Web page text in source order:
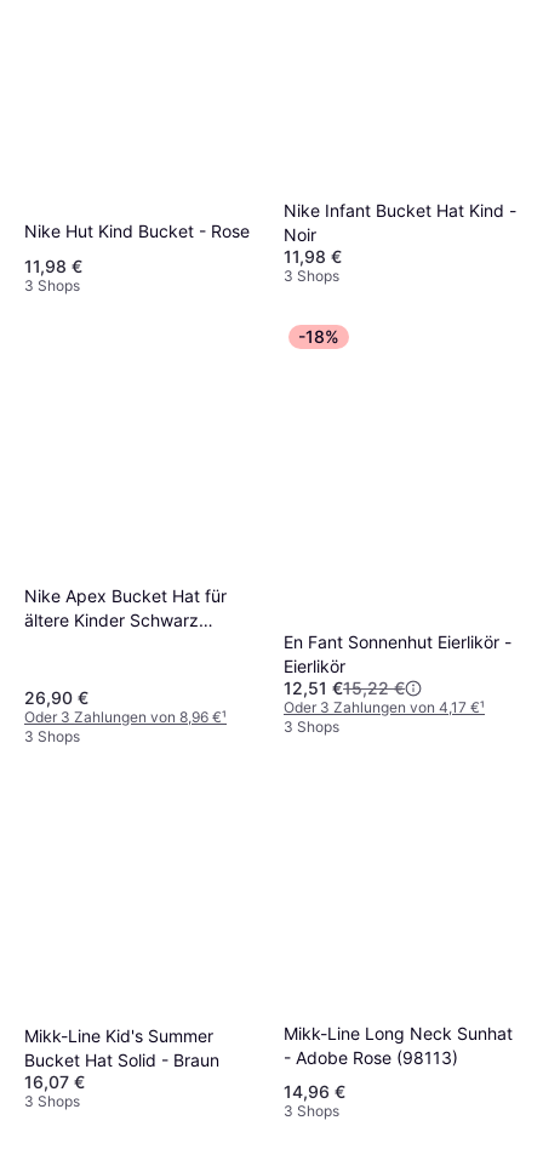
Nike Hut Kind Bucket - Rose
11,98 €
3 Shops
Nike Infant Bucket Hat Kind -
Noir
11,98 €
3 Shops
Nike Apex Bucket Hat für
ältere Kinder Schwarz
26,90 €
Oder 3 Zahlungen von 8,96 €¹
3 Shops
-18%
En Fant Sonnenhut Eierlikör -
Eierlikör
12,51 €15,22 €
Oder 3 Zahlungen von 4,17 €¹
3 Shops
Mikk-Line Kid's Summer
Bucket Hat Solid - Braun
16,07 €
3 Shops
Mikk-Line Long Neck Sunhat
- Adobe Rose (98113)
14,96 €
3 Shops